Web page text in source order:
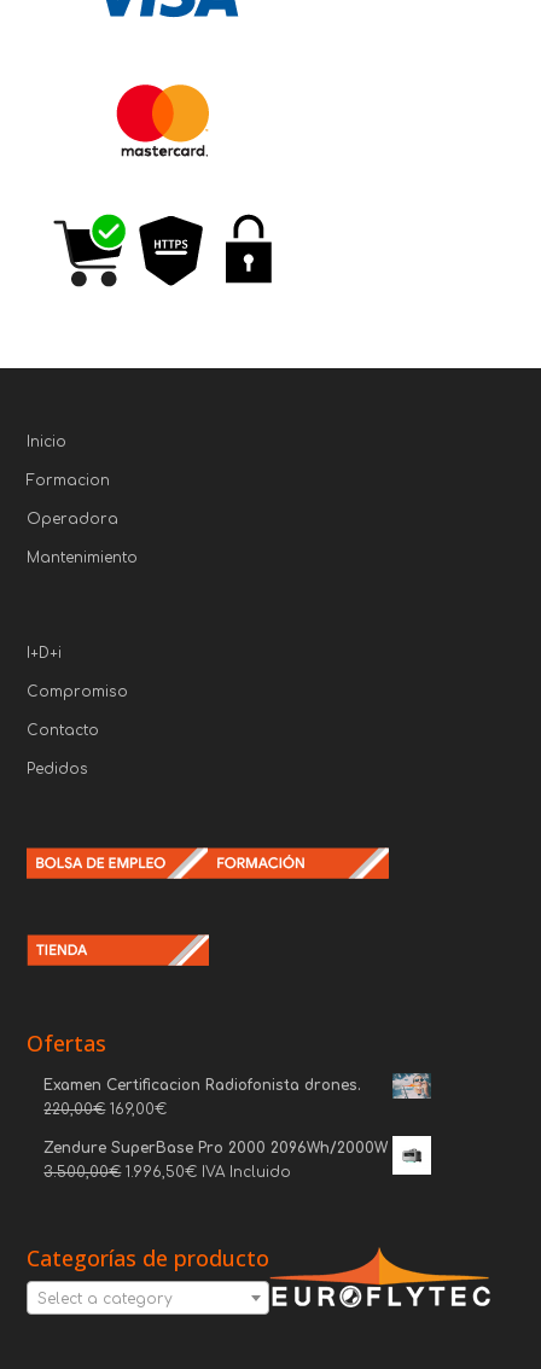
Inicio
Formacion
Operadora
Mantenimiento
I+D+i
Compromiso
Contacto
Pedidos
Ofertas
Examen Certificacion Radiofonista drones.
220,00€ 169,00€
Zendure SuperBase Pro 2000 2096Wh/2000W
3.500,00€ 1.996,50€ IVA Incluido
Categorías de producto
Select a category